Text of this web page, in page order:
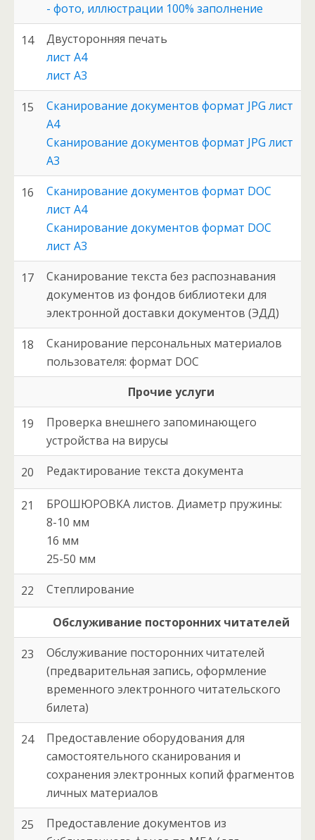
- фото, иллюстрации 100% заполнение
14
Двусторонняя печать
лист А4
лист А3
15
Сканирование документов формат JPG лист
А4
Сканирование документов формат JPG лист
А3
16
Сканирование документов формат DOC
лист А4
Сканирование документов формат DOC
лист А3
17
Сканирование текста без распознавания
документов из фондов библиотеки для
электронной доставки документов (ЭДД)
18
Сканирование персональных материалов
пользователя: формат DOC
Прочие услуги
19
Проверка внешнего запоминающего
устройства на вирусы
20 Редактирование текста документа
21
БРОШЮРОВКА листов. Диаметр пружины:
8-10 мм
16 мм
25-50 мм
22 Степлирование
Обслуживание посторонних читателей
23
Обслуживание посторонних читателей
(предварительная запись, оформление
временного электронного читательского
билета)
24
Предоставление оборудования для
самостоятельного сканирования и
сохранения электронных копий фрагментов
личных материалов
25
Предоставление документов из